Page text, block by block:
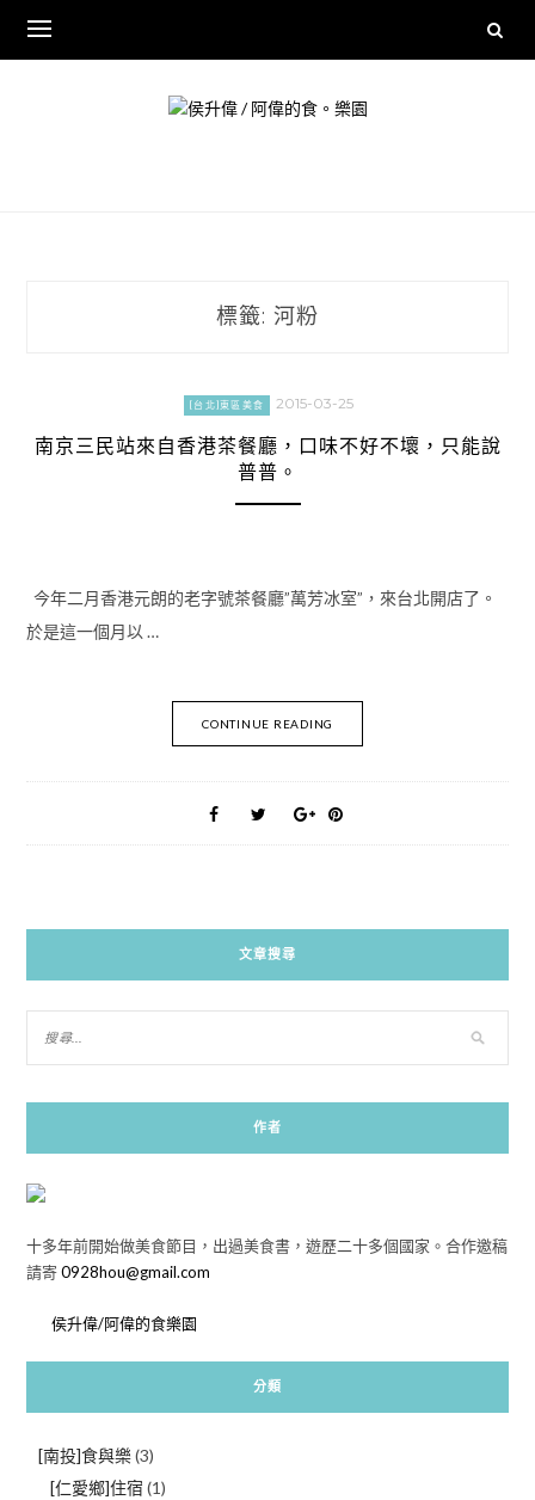
content
標籤: 河粉
[台北]東區美食 2015-03-25
南京三民站來自香港茶餐廳，口味不好不壞，只能說
普普。
今年二月香港元朗的老字號茶餐廳”萬芳冰室”，來台北開店了。
於是這一個月以 …
CONTINUE READING
文章搜尋
作者
十多年前開始做美食節目，出過美食書，遊歷二十多個國家。合作邀稿
請寄0928hou@gmail.com
侯升偉/阿偉的食樂園
分類
[南投]食與樂(3)
[仁愛鄉]住宿 (1)